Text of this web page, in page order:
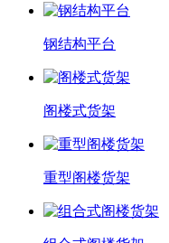
钢结构平台
阁楼式货架
重型阁楼货架